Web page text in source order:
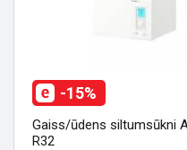
Gaiss/ūdens siltumsūkni
R32
-15%